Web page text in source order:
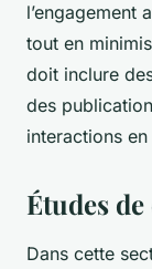
l’engagement
tout en
doit inclure
des
interactions
Études
Dans cette